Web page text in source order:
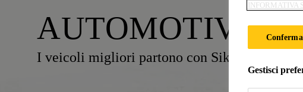
AUTOMOTIVE
I veicoli migliori partono con Sika
INFORMATIVA
Gestisci